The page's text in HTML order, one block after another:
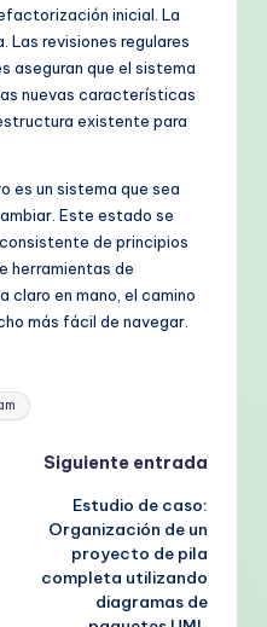
inicial. La
Las revisiones regulares
aseguran que el sistema
nuevas características
existente para
es un sistema que sea
Este estado se
de principios
herramientas de
claro en mano, el camino
más fácil de navegar.
Siguiente entrada
Estudio de caso:
Organización de un
proyecto de pila
completa utilizando
diagramas de